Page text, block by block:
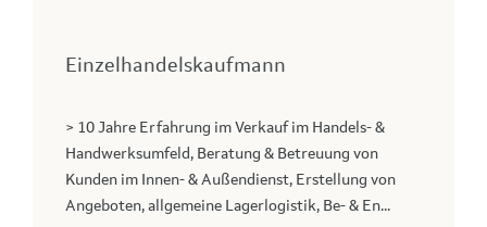
Einzelhandelskaufmann
> 10 Jahre Erfahrung im Verkauf im Handels- &
Handwerksumfeld, Beratung & Betreuung von
Kunden im Innen- & Außendienst, Erstellung von
Angeboten, allgemeine Lagerlogistik, Be- & En...